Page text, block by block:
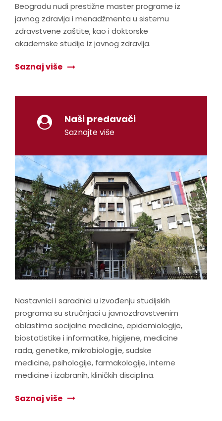
Beogradu nudi prestižne master programe iz
javnog zdravlja i menadžmenta u sistemu
zdravstvene zaštite, kao i doktorske
akademske studije iz javnog zdravlja.
Saznaj više
Naši predavači
Saznajte više
Nastavnici i saradnici u izvođenju studijskih
programa su stručnjaci u javnozdravstvenim
oblastima socijalne medicine, epidemiologije,
biostatistike i informatike, higijene, medicine
rada, genetike, mikrobiologije, sudske
medicine, psihologije, farmakologije, interne
medicine i izabranih, kliničkih disciplina.
Saznaj više